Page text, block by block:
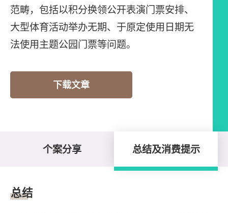
范畴，包括以积分换领公开表演门票安排、
大型体育活动举办无期、于原定使用日期无
法使用主题公园门票等问题。
下载文章
个案分享 总结及消费提示
总结